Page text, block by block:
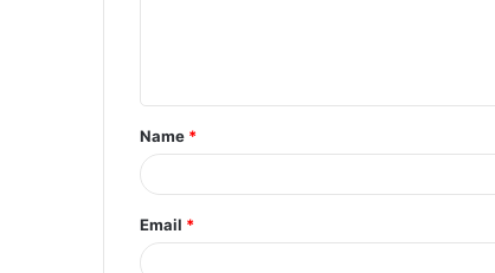
t
*
Name *
Email *